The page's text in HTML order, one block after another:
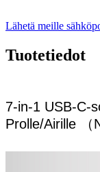
Lähetä meille
Tuotetiedot
7-in-1 USB-C-
Prolle/Airille （